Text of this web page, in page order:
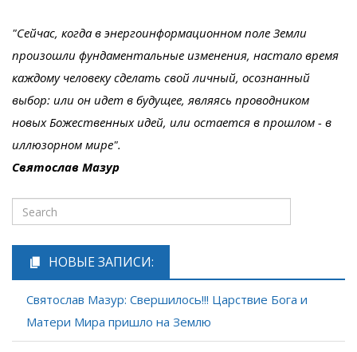
"Сейчас, когда в энергоинформационном поле Земли
произошли фундаментальные изменения, настало время
каждому человеку сделать свой личный, осознанный
выбор: или он идет в будущее, являясь проводником
новых Божественных идей, или остается в прошлом - в
иллюзорном мире".
Святослав Мазур
НОВЫЕ ЗАПИСИ:
Святослав Мазур: Свершилось!!! Царствие Бога и
Матери Мира пришло на Землю